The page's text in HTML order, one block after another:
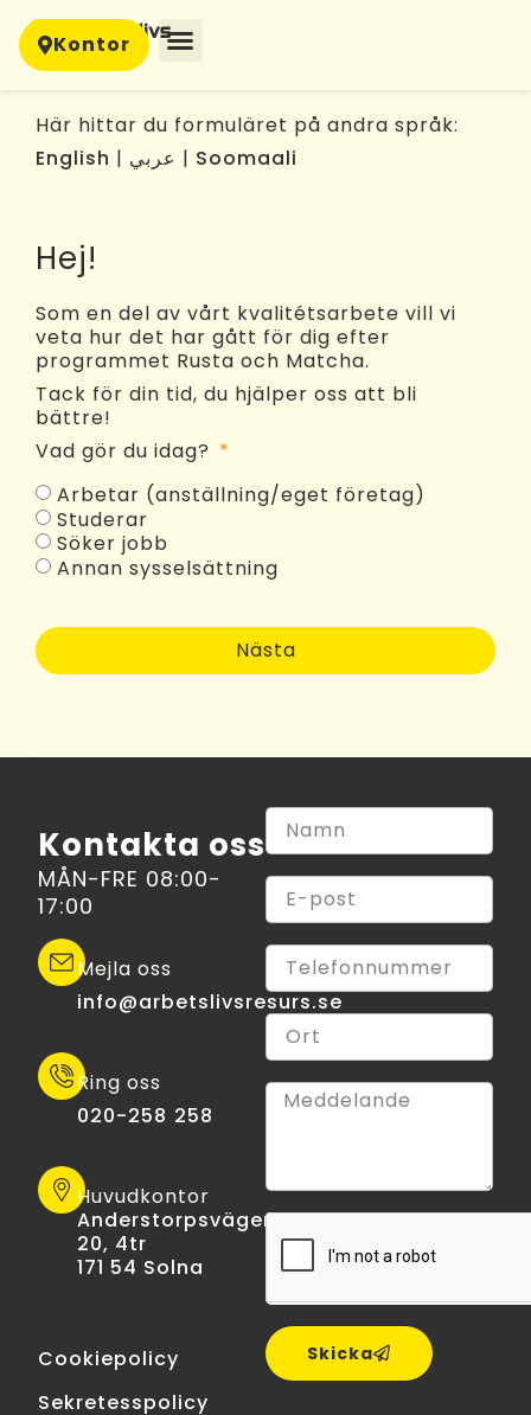
Kontor
Här hittar du formuläret på andra språk:
English | عربي | Soomaali
Hej!
Som en del av vårt kvalitétsarbete vill vi
veta hur det har gått för dig efter
programmet Rusta och Matcha.
Tack för din tid, du hjälper oss att bli
bättre!
Vad gör du idag?
Arbetar (anställning/eget företag)
Studerar
Söker jobb
Annan sysselsättning
Nästa
Kontakta oss
MÅN-FRE 08:00-
17:00
Mejla oss
info@arbetslivsresurs.se​
Ring oss
020-258 258
Huvudkontor
Anderstorpsvägen
20, 4tr
171 54 Solna
Cookiepolicy
Sekretesspolicy
Skicka